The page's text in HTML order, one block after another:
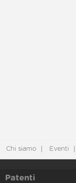
Chi siamo Eventi
Patenti